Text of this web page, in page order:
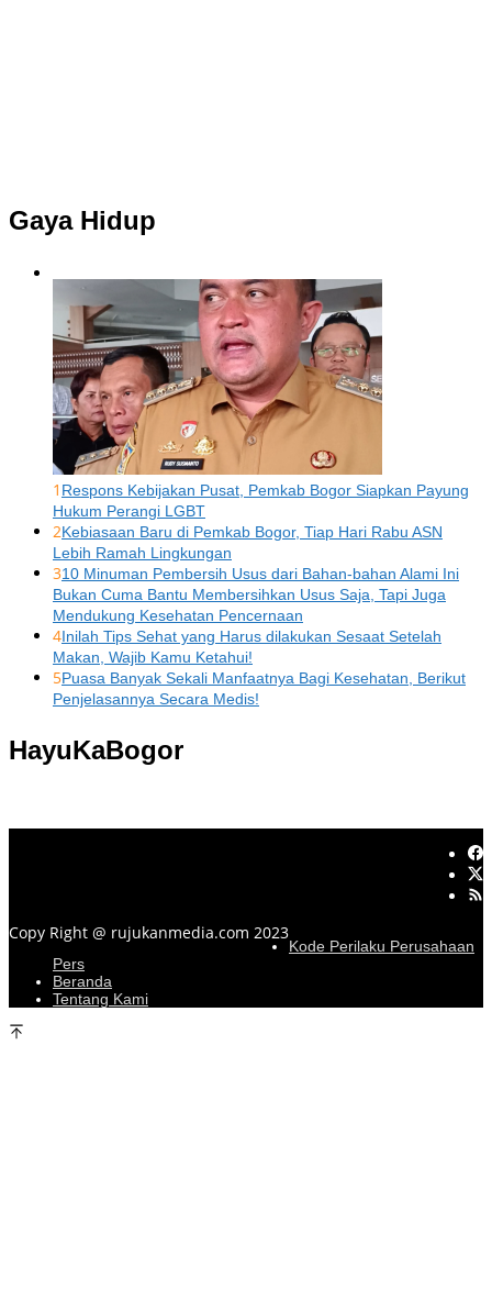
Gaya Hidup
1 Respons Kebijakan Pusat, Pemkab Bogor Siapkan Payung
Hukum Perangi LGBT
2Kebiasaan Baru di Pemkab Bogor, Tiap Hari Rabu ASN
Lebih Ramah Lingkungan
310 Minuman Pembersih Usus dari Bahan-bahan Alami Ini
Bukan Cuma Bantu Membersihkan Usus Saja, Tapi Juga
Mendukung Kesehatan Pencernaan
4Inilah Tips Sehat yang Harus dilakukan Sesaat Setelah
Makan, Wajib Kamu Ketahui!
5Puasa Banyak Sekali Manfaatnya Bagi Kesehatan, Berikut
Penjelasannya Secara Medis!
HayuKaBogor
Copy Right @ rujukanmedia.com 2023
Kode Perilaku Perusahaan
Pers
Beranda
Tentang Kami